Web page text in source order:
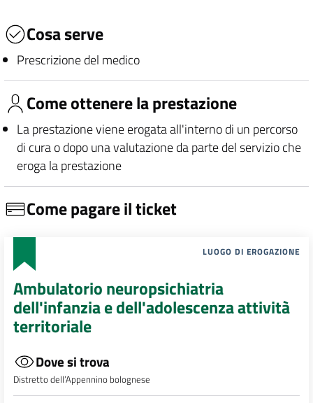
Cosa serve
Prescrizione del medico
Come ottenere la prestazione
La prestazione viene erogata all'interno di un percorso
di cura o dopo una valutazione da parte del servizio che
eroga la prestazione
Come pagare il ticket
LUOGO DI EROGAZIONE
Ambulatorio neuropsichiatria
dell'infanzia e dell'adolescenza attività
territoriale
Dove si trova
Distretto dell’Appennino bolognese